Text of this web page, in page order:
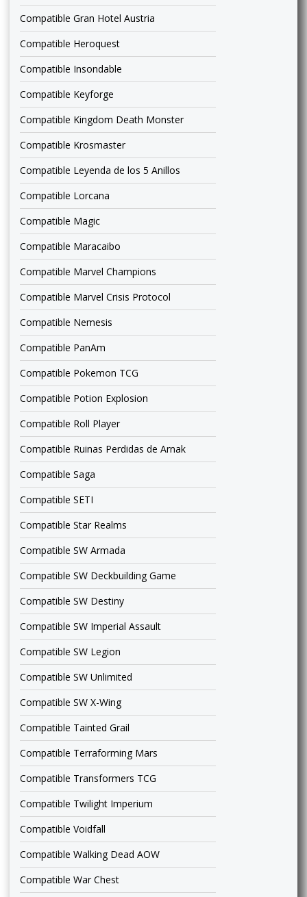
Compatible Gran Hotel Austria
Compatible Heroquest
Compatible Insondable
Compatible Keyforge
Compatible Kingdom Death Monster
Compatible Krosmaster
Compatible Leyenda de los 5 Anillos
Compatible Lorcana
Compatible Magic
Compatible Maracaibo
Compatible Marvel Champions
Compatible Marvel Crisis Protocol
Compatible Nemesis
Compatible PanAm
Compatible Pokemon TCG
Compatible Potion Explosion
Compatible Roll Player
Compatible Ruinas Perdidas de Arnak
Compatible Saga
Compatible SETI
Compatible Star Realms
Compatible SW Armada
Compatible SW Deckbuilding Game
Compatible SW Destiny
Compatible SW Imperial Assault
Compatible SW Legion
Compatible SW Unlimited
Compatible SW X-Wing
Compatible Tainted Grail
Compatible Terraforming Mars
Compatible Transformers TCG
Compatible Twilight Imperium
Compatible Voidfall
Compatible Walking Dead AOW
Compatible War Chest